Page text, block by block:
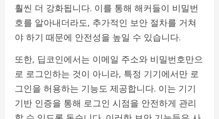
훨씬 더 강화됩니다. 이를 통해 해커들이 비밀번
호를 알아내더라도, 추가적인 보안 절차를 거쳐
야 하기 때문에 안전성을 높일 수 있습니다.
또한, 딥코인에서는 이메일 주소와 비밀번호만으
로 로그인하는 것이 아니라, 특정 기기에서만 로
그인을 허용하는 기능도 제공합니다. 이는 기기
기반 인증을 통해 로그인 시점을 안전하게 관리